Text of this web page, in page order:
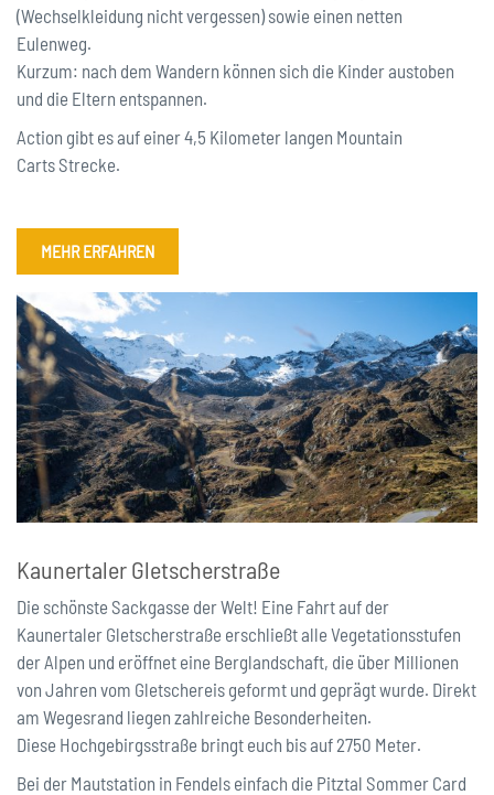
(Wechselkleidung nicht vergessen) sowie einen netten
Eulenweg.
Kurzum: nach dem Wandern können sich die Kinder austoben
und die Eltern entspannen.
Action gibt es auf einer 4,5 Kilometer langen Mountain
Carts Strecke.
MEHR ERFAHREN
Kaunertaler Gletscherstraße
Die schönste Sackgasse der Welt! Eine Fahrt auf der
Kaunertaler Gletscherstraße erschließt alle Vegetationsstufen
der Alpen und eröffnet eine Berglandschaft, die über Millionen
von Jahren vom Gletschereis geformt und geprägt wurde. Direkt
am Wegesrand liegen zahlreiche Besonderheiten.
Diese Hochgebirgsstraße bringt euch bis auf 2750 Meter.
Bei der Mautstation in Fendels einfach die Pitztal Sommer Card